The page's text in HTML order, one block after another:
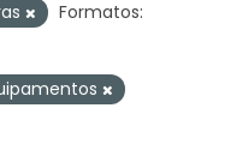
Formatos: